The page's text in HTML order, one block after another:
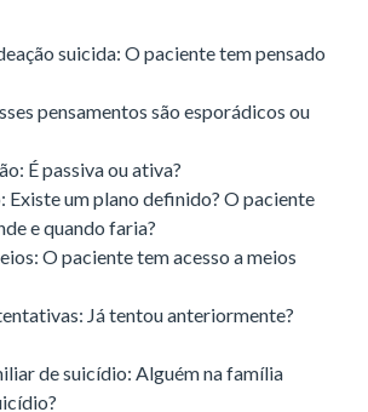
suicida: O paciente tem pensado
pensamentos são esporádicos ou
É passiva ou ativa?
Existe um plano definido? O paciente
e quando faria?
O paciente tem acesso a meios
Já tentou anteriormente?
de suicídio: Alguém na família